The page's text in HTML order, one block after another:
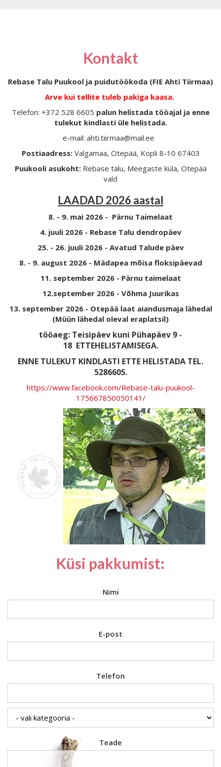
Kontakt
Rebase Talu Puukool ja puidutöökoda (FIE Ahti Tiirmaa)
Arve kui tellite tuleb pakiga kaasa.
Telefon: +372 528 6605 palun helistada tööajal ja enne
tulekut kindlasti üle helistada.
e-mail: ahti.tiirmaa@mail.ee
Postiaadress: Valgamaa, Otepää, Kopli 8-10 67403
Puukooli asukoht: Rebase talu, Meegaste küla, Otepää
vald
LAADAD 2026 aastal
8. - 9. mai 2026 - Pärnu Taimelaat
4. juuli 2026 - Rebase Talu dendropäev
25. - 26. juuli 2026 - Avatud Talude päev
8. - 9. august 2026 - Mädapea mõisa floksipäevad
11. september 2026 - Pärnu taimelaat
12.september 2026 - Võhma Juurikas
13. september 2026 - Otepää laat aiandusmaja lähedal
(Müün lähedal oleval eraplatsil)
tööaeg: Teisipäev kuni Pühapäev 9 -
18 ETTEHELISTAMISEGA.
ENNE TULEKUT KINDLASTI ETTE HELISTADA TEL.
5286605.
https://www.facebook.com/Rebase-talu-puukool-
175667850050141/
Küsi pakkumist:
Nimi
E-post
Telefon
Teade